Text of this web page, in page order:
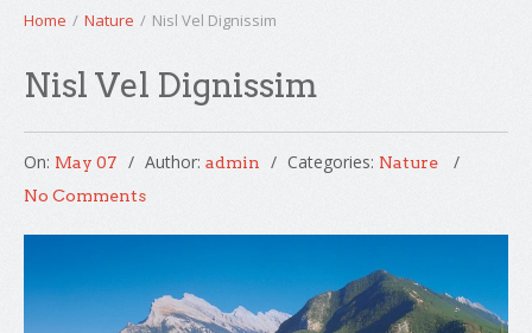
Home / Nature / Nisl Vel Dignissim
Nisl Vel Dignissim
On: May 07 Author: admin Categories: Nature
No Comments